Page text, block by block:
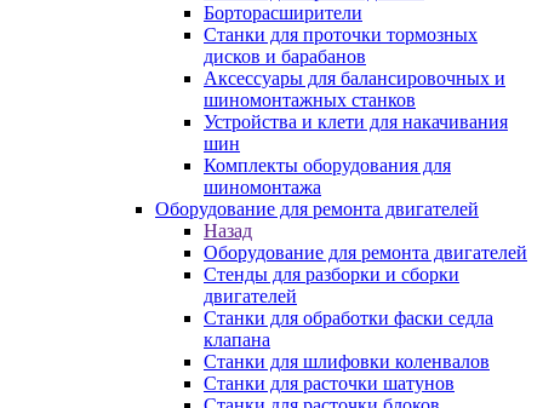
Борторасширители
Станки для проточки тормозных
дисков и барабанов
Аксессуары для балансировочных и
шиномонтажных станков
Устройства и клети для накачивания
шин
Комплекты оборудования для
шиномонтажа
Оборудование для ремонта двигателей
Назад
Оборудование для ремонта двигателей
Стенды для разборки и сборки
двигателей
Станки для обработки фаски седла
клапана
Станки для шлифовки коленвалов
Станки для расточки шатунов